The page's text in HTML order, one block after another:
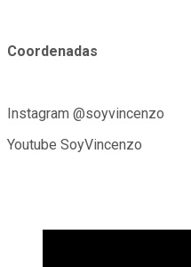
Coordenadas
Instagram @soyvincenzo
Youtube SoyVincenzo